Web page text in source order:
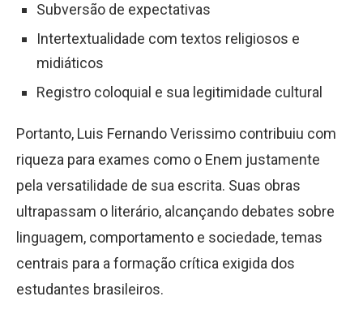
Subversão de expectativas
Intertextualidade com textos religiosos e
midiáticos
Registro coloquial e sua legitimidade cultural
Portanto, Luis Fernando Verissimo contribuiu com
riqueza para exames como o Enem justamente
pela versatilidade de sua escrita. Suas obras
ultrapassam o literário, alcançando debates sobre
linguagem, comportamento e sociedade, temas
centrais para a formação crítica exigida dos
estudantes brasileiros.